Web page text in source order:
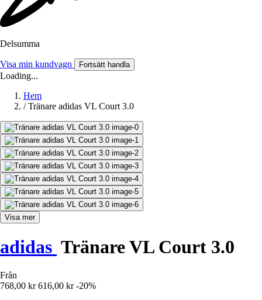
Delsumma
Visa min kundvagn Fortsätt handla
Loading...
Hem
/ Tränare adidas VL Court 3.0
Visa mer
adidas Tränare VL Court 3.0
Från
768,00 kr 616,00 kr -20%